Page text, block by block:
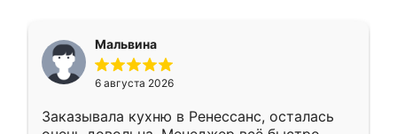
Мальвина
6 августа 2026
Заказывала кухню в Ренессанс, осталась